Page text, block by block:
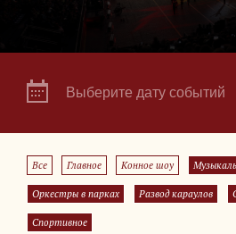
Выберите дату событий
Все Главное Конное шоу
Оркестры в парках Развод караулов
Спортивное